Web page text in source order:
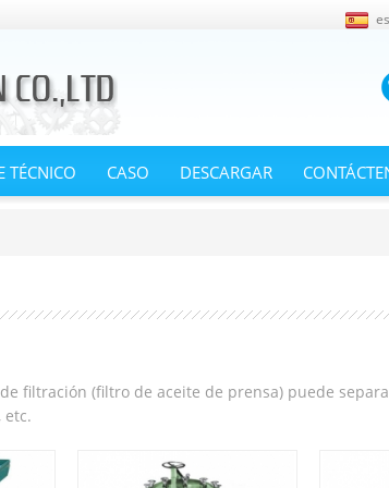
TÉCNICO CASO DESCARGAR
filtración (filtro de aceite de prensa) puede
etc.